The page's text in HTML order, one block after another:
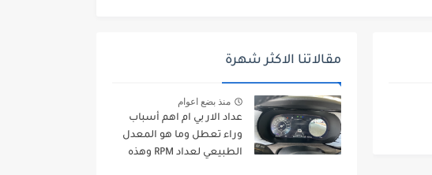
مقالاتنا الاكثر شهرة
منذ بضع اعوام
عداد الار بي ام اهم أسباب
وراء تعطل وما هو المعدل
الطبيعي لعداد RPM وهذه